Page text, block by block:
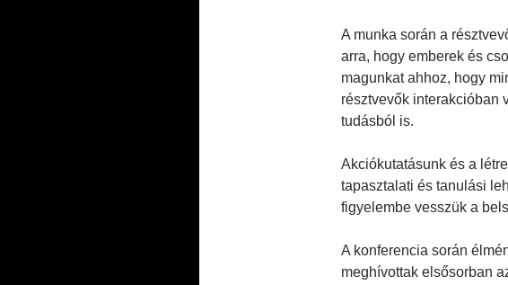
A munka során a
arra, hogy emberek és
magunkat ahhoz, hogy
résztvevők interakcióban
tudásból is.
Akciókutatásunk és a
tapasztalati és tanulási
figyelembe vesszük a
A konferencia során
meghívottak elsősorban